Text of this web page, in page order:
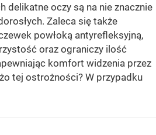
delikatne oczy są na nie znacznie
Zaleca się także
powłoką antyrefleksyjną,
oraz ograniczy ilość
komfort widzenia przez
tej ostrożności? W przypadku